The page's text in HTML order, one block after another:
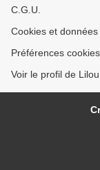
C.G.U.
Cookies et
Préférences cookies
Voir le profil de